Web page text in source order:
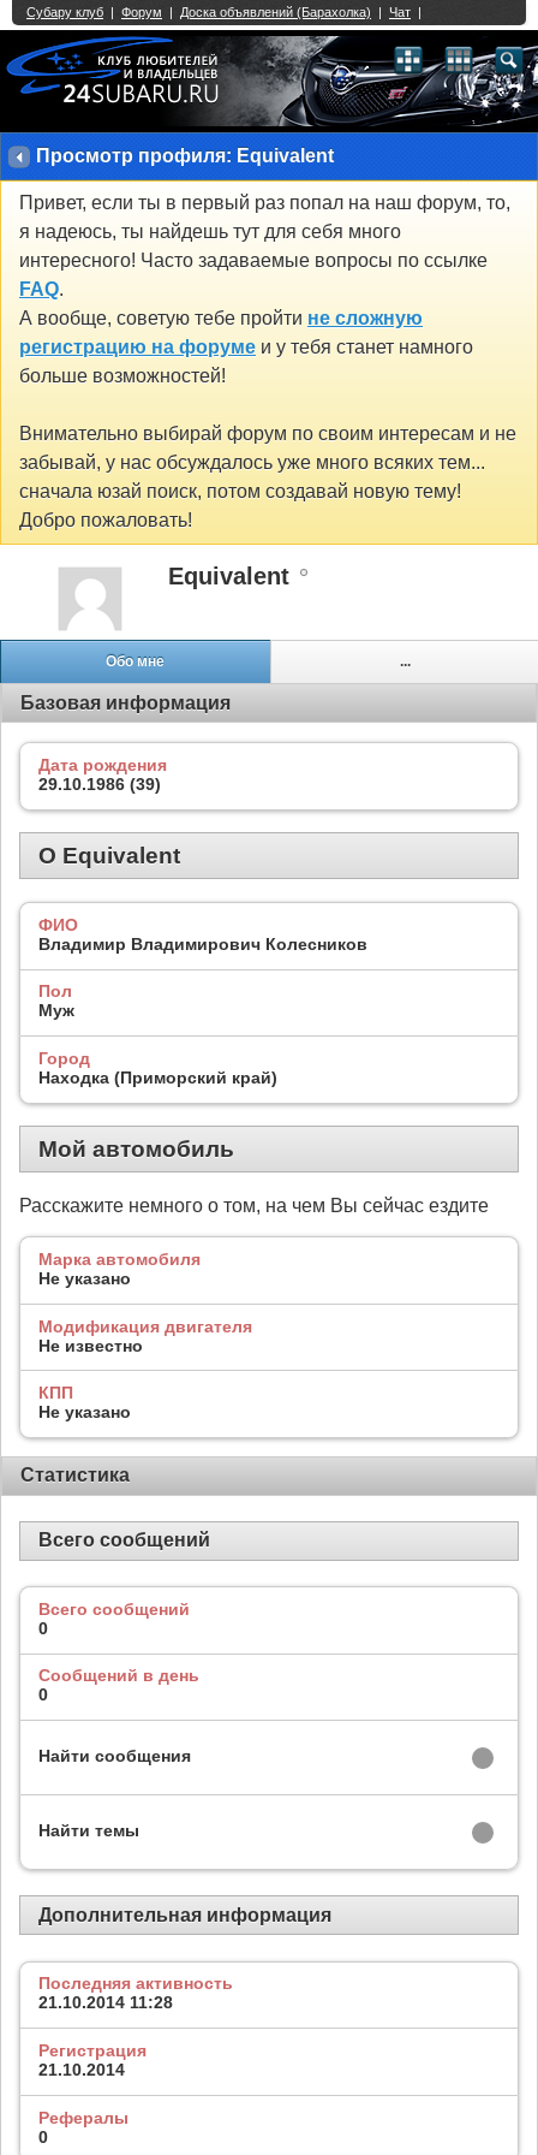
Просмотр профиля: Equivalent
Привет, если ты в первый раз попал на наш форум, то,
я надеюсь, ты найдешь тут для себя много
интересного! Часто задаваемые вопросы по ссылке
FAQ.
А вообще, советую тебе пройти не сложную
регистрацию на форуме и у тебя станет намного
больше возможностей!
Внимательно выбирай форум по своим интересам и не
забывай, у нас обсуждалось уже много всяких тем...
сначала юзай поиск, потом создавай новую тему!
Добро пожаловать!
Equivalent
Обо мне ...
Базовая информация
Дата рождения
29.10.1986 (39)
О Equivalent
ФИО
Владимир Владимирович Колесников
Пол
Муж
Город
Находка (Приморский край)
Мой автомобиль
Расскажите немного о том, на чем Вы сейчас ездите
Марка автомобиля
Не указано
Модификация двигателя
Не известно
КПП
Не указано
Статистика
Всего сообщений
Всего сообщений
0
Сообщений в день
0
Найти сообщения
Найти темы
Дополнительная информация
Последняя активность
21.10.2014 11:28
Регистрация
21.10.2014
Рефералы
0
Single Sign On provided byvBSSO
2 3 4 5 6 7 8 9 10 11 12 13 14 15 16 17 18 21 22 23 24 25 26
27 28 29 30 31 32 33 34 35 36 37 38 39 40 41 42 43